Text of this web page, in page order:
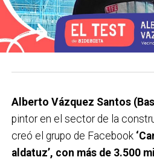
Alberto Vázquez Santos
pintor en el sector de la
creó el grupo de Facebook
aldatuz’, con más de 3.500